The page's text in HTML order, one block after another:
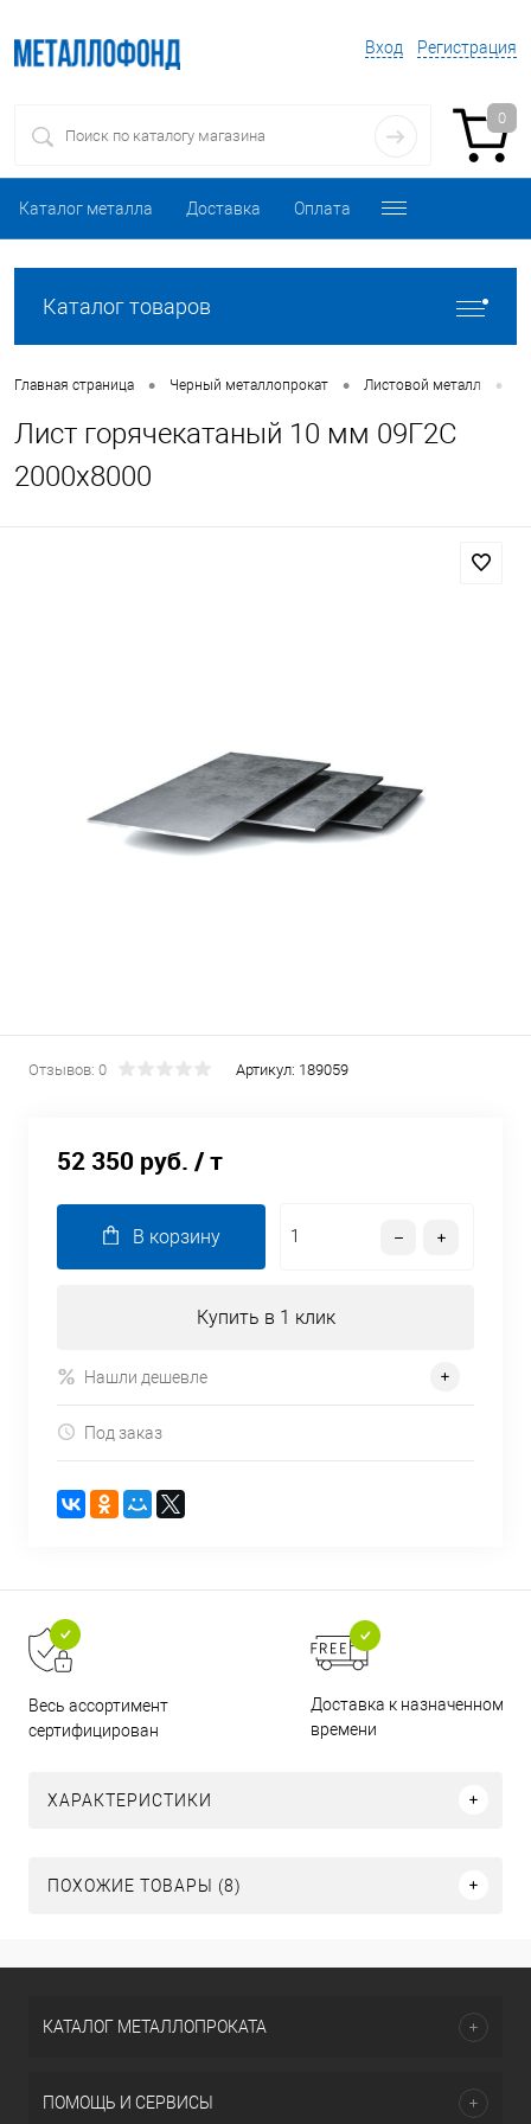
Вход Регистрация
0
Каталог металла Доставка Оплата
Каталог товаров
Главная страница • Черный металлопрокат • Листовой металл •
Лист горячекатаный 10 мм 09Г2С
2000х8000
Отзывов: 0 Артикул: 189059
52 350 руб. / т
В корзину
Купить в 1 клик
Нашли дешевле
Под заказ
Весь ассортимент
сертифицирован
Доставка к назначенному
времени
ХАРАКТЕРИСТИКИ
ПОХОЖИЕ ТОВАРЫ (8)
КАТАЛОГ МЕТАЛЛОПРОКАТА
ПОМОЩЬ И СЕРВИСЫ